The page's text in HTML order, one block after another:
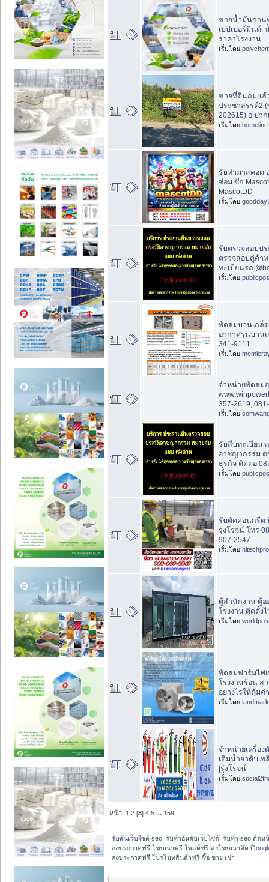
ขายน้ำมันกาน
เปปเปอร์มินต์,
ราคาโรงงาน
เริ่มโดย
ขายที่ดินถมแล้
ประชาสรรค์2
202615) อ.ปา
เริ่มโดย homeline
รับทำมาสคอต
ซ่อม ซัก
MascotDD
เริ่มโดย
รับตรวจสอบป
ตรวจสอบคู่ค้า
ทะเบียนรถ
เริ่มโดย
พัดลมบานเกล็
อากาศรุ่นบาน
341-9111.
เริ่มโดย
จำหน่ายพัดลม
357-2619,
เริ่มโดย
รับสืบทะเบียน
อาชญากรรม ต
ธุรกิจ ติดต่อ
เริ่มโดย
รับตัดคอนกรีต
รุ่งโรจน์ โทร
907-2547
เริ่มโดย
ตู้สำนักงาน ตู้อ
โรงงาน ติดตั้งไ
เริ่มโดย
พัดลมฟาร์มไฟ
โรงงานร้อน ส
อย่างไรให้คุ้มค่
เริ่มโดย
จำหน่ายเครื่อง
เติมน้ำยาดับเพ
|รุ่งโรจน์
เริ่มโดย
หน้า: 1 2 [3]4 5 ... 159
รับดันเว็บไซต์ seo, รับทำอันดับเว็บไซต์, รับทำ seo ติดห
ลงประกาศฟรี โฆษณาฟรี โพสต์ฟรี ลงโฆษณาติด
ลงประกาศฟรี โปรโมทสินค้าฟรี ซื้อ ขาย เช่า